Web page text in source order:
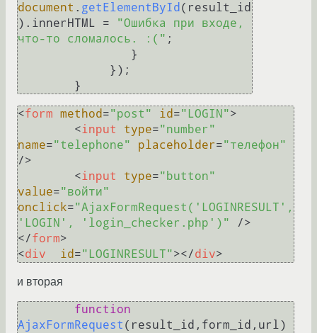
document . getElementById (result_id
). innerHTML =
"Ошибка при входе,
что-то сломалось. :(" ;
<form method="post" id="LOGIN">
<input type="number"
name="telephone" placeholder="телефон"
/>
<input type="button"
value="войти"
onclick="AjaxFormRequest('LOGINRESULT',
'LOGIN', 'login_checker.php')"
/>
</form>
<div id="LOGINRESULT"></div>
и вторая
function
AjaxFormRequest ( result_id,form_id,url)